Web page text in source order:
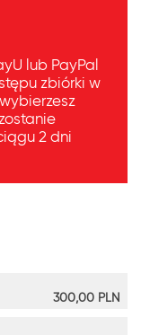
lub PayPal
zbiórki w
2 dni
300,00PLN